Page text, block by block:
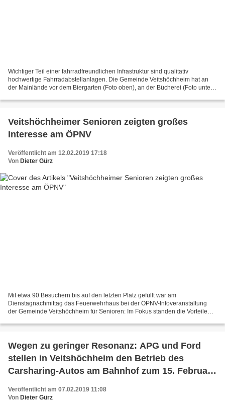
Wichtiger Teil einer fahrradfreundlichen Infrastruktur sind qualitativ
hochwertige Fahrradabstellanlagen. Die Gemeinde Veitshöchheim hat an
der Mainlände vor dem Biergarten (Foto oben), an der Bücherei (Foto unten)
Veitshöchheimer Senioren zeigten großes
Interesse am ÖPNV
Veröffentlicht am 12.02.2019 17:18
Von Dieter Gürz
Mit etwa 90 Besuchern bis auf den letzten Platz gefüllt war am
Dienstagnachmittag das Feuerwehrhaus bei der ÖPNV-Infoveranstaltung
der Gemeinde Veitshöchheim für Senioren: Im Fokus standen die Vorteile
Wegen zu geringer Resonanz: APG und Ford
stellen in Veitshöchheim den Betrieb des
Carsharing-Autos am Bahnhof zum 15. Februar
Veröffentlicht am 07.02.2019 11:08
Von Dieter Gürz